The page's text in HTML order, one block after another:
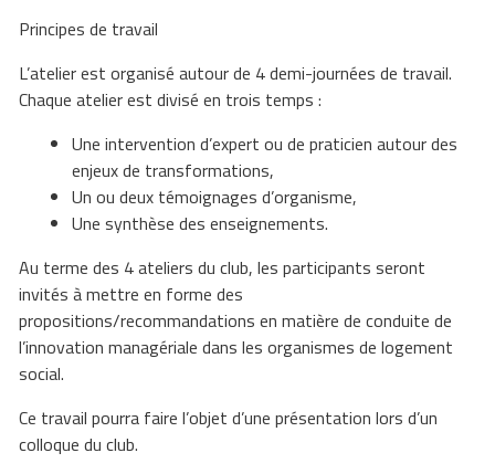
Principes de travail
L’atelier est organisé autour de 4 demi-journées de travail.
Chaque atelier est divisé en trois temps :
Une intervention d’expert ou de praticien autour des
enjeux de transformations,
Un ou deux témoignages d’organisme,
Une synthèse des enseignements.
Au terme des 4 ateliers du club, les participants seront
invités à mettre en forme des
propositions/recommandations en matière de conduite de
l’innovation managériale dans les organismes de logement
social.
Ce travail pourra faire l’objet d’une présentation lors d’un
colloque du club.